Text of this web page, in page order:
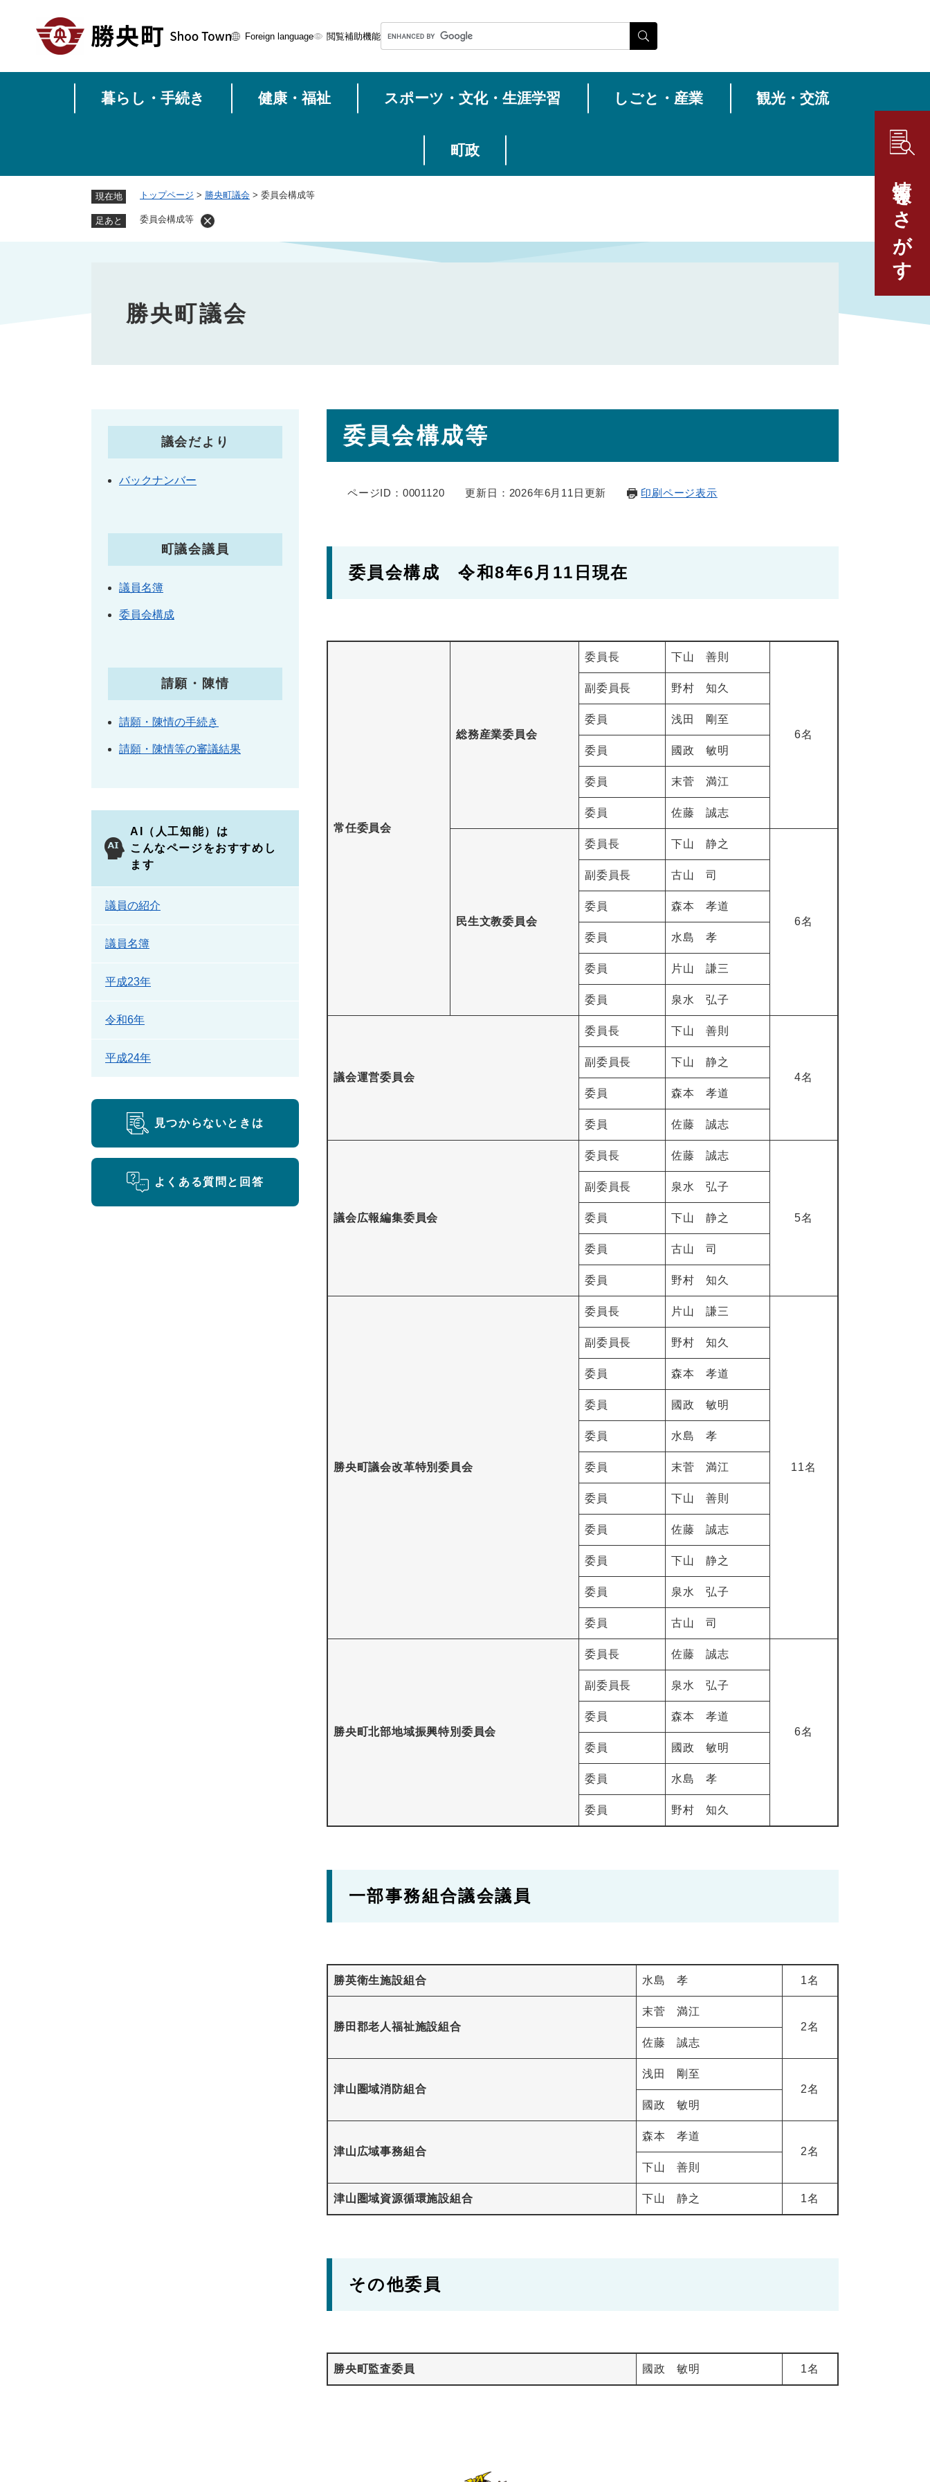
先
情報をさがす
Foreign language 閲覧補助機能
o
ム
暮らし・手続き 健康・福祉 スポーツ・文化・生涯学習 しごと・産業 観光・交流
町政
現在地 トップページ > 勝央町議会 > 委員会構成等
足あと 委員会構成等
勝央町議会
委員会構成等
ページID：0001120 更新日：2026年6月11日更新 印刷ページ表示
委員会構成 令和8年6月11日現在
常任委員会
総務産業委員会
委員長 下山 善則
6名
副委員長 野村 知久
委員 浅田 剛至
委員 國政 敏明
委員 末菅 満江
委員 佐藤 誠志
民生文教委員会
委員長 下山 静之
6名
副委員長 古山 司
委員 森本 孝道
委員 水島 孝
委員 片山 謙三
委員 泉水 弘子
議会運営委員会
委員長 下山 善則
4名
副委員長 下山 静之
委員 森本 孝道
委員 佐藤 誠志
議会広報編集委員会
委員長 佐藤 誠志
5名
副委員長 泉水 弘子
委員 下山 静之
委員 古山 司
委員 野村 知久
勝央町議会改革特別委員会
委員長 片山 謙三
11名
副委員長 野村 知久
委員 森本 孝道
委員 國政 敏明
委員 水島 孝
委員 末菅 満江
委員 下山 善則
委員 佐藤 誠志
委員 下山 静之
委員 泉水 弘子
委員 古山 司
勝央町北部地域振興特別委員会
委員長 佐藤 誠志
6名
副委員長 泉水 弘子
委員 森本 孝道
委員 國政 敏明
委員 水島 孝
委員 野村 知久
一部事務組合議会議員
勝英衛生施設組合 水島 孝 1名
勝田郡老人福祉施設組合
末菅 満江
2名
佐藤 誠志
津山圏域消防組合
浅田 剛至
2名
國政 敏明
津山広域事務組合
森本 孝道
2名
下山 善則
津山圏域資源循環施設組合 下山 静之 1名
その他委員
勝央町監査委員 國政 敏明 1名
議会だより
バックナンバー
町議会議員
議員名簿
委員会構成
請願・陳情
請願・陳情の手続き
請願・陳情等の審議結果
AI（人工知能）は
こんなページをおすすめし
ます
議員の紹介
議員名簿
平成23年
令和6年
平成24年
見つからないときは
よくある質問と回答